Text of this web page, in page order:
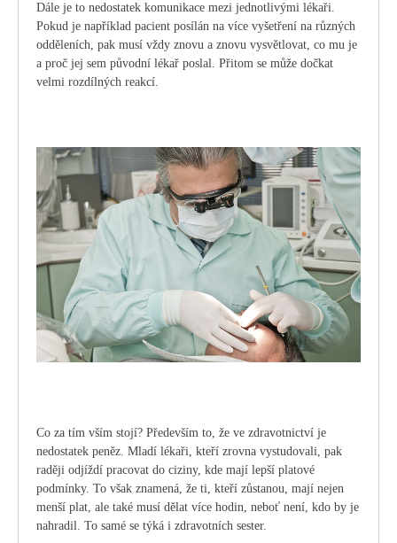
Dále je to nedostatek komunikace mezi jednotlivými lékaři.
Pokud je například pacient posílán na více vyšetření na různých
odděleních, pak musí vždy znovu a znovu vysvětlovat, co mu je
a proč jej sem původní lékař poslal. Přitom se může dočkat
velmi rozdílných reakcí.
Co za tím vším stojí? Především to, že ve zdravotnictví je
nedostatek peněz. Mladí lékaři, kteří zrovna vystudovali, pak
raději odjíždí pracovat do ciziny, kde mají lepší platové
podmínky. To však znamená, že ti, kteří zůstanou, mají nejen
menší plat, ale také musí dělat více hodin, neboť není, kdo by je
nahradil. To samé se týká i zdravotních sester.